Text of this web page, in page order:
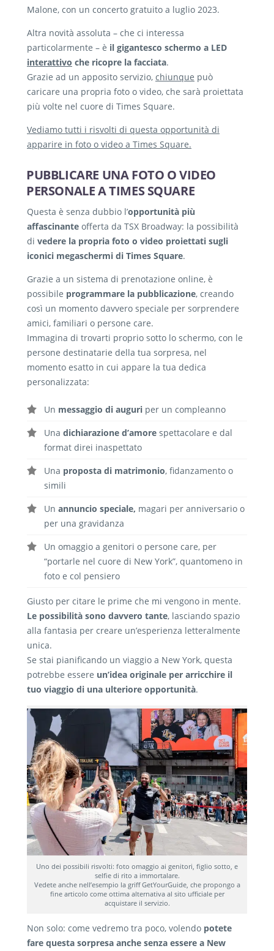
Malone, con un concerto gratuito a luglio 2023.
Altra novità assoluta – che ci interessa
particolarmente – è il gigantesco schermo a LED
interattivo che ricopre la facciata.
Grazie ad un apposito servizio, chiunque può
caricare una propria foto o video, che sarà proiettata
più volte nel cuore di Times Square.
Vediamo tutti i risvolti di questa opportunità di
apparire in foto o video a Times Square.
PUBBLICARE UNA FOTO O VIDEO
PERSONALE A TIMES SQUARE
Questa è senza dubbio l’opportunità più
affascinante offerta da TSX Broadway: la possibilità
di vedere la propria foto o video proiettati sugli
iconici megaschermi di Times Square.
Grazie a un sistema di prenotazione online, è
possibile programmare la pubblicazione, creando
così un momento davvero speciale per sorprendere
amici, familiari o persone care.
Immagina di trovarti proprio sotto lo schermo, con le
persone destinatarie della tua sorpresa, nel
momento esatto in cui appare la tua dedica
personalizzata:
Un messaggio di auguri per un compleanno
Una dichiarazione d’amore spettacolare e dal
format direi inaspettato
Una proposta di matrimonio, fidanzamento o
simili
Un annuncio speciale, magari per anniversario o
per una gravidanza
Un omaggio a genitori o persone care, per
“portarle nel cuore di New York”, quantomeno in
foto e col pensiero
Giusto per citare le prime che mi vengono in mente.
Le possibilità sono davvero tante, lasciando spazio
alla fantasia per creare un’esperienza letteralmente
unica.
Se stai pianificando un viaggio a New York, questa
potrebbe essere un’idea originale per arricchire il
tuo viaggio di una ulteriore opportunità.
Uno dei possibili risvolti: foto omaggio ai genitori, figlio sotto, e
selfie di rito a immortalare.
Vedete anche nell’esempio la griff GetYourGuide, che propongo a
fine articolo come ottima alternativa al sito ufficiale per
acquistare il servizio.
Non solo: come vedremo tra poco, volendo potete
fare questa sorpresa anche senza essere a New